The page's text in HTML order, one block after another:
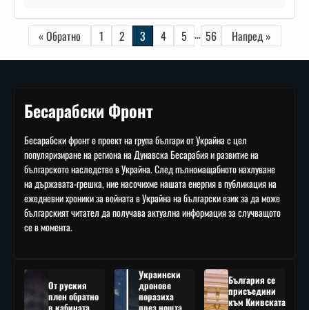
Навигация
« Обратно 1 2 3 4 5 … 56 Напред »
Бесарабски Фронт
Бесарабски фронт е проект на група българи от Украйна с цел
популяризиране на региона на Дунавска Бесарабия и развитие на
българското наследство в Украйна. След пълномащабното нахлуване
на държавата-грешка, ние насочихме нашата енергия в публикация на
ежедневни хроники за войната в Украйна на български език за да може
българският читател да получава актуална информация за случващото
се в момента.
От руския
плен обратно
Украински
дронове
поразиха
България се
присъедини
към Киивската